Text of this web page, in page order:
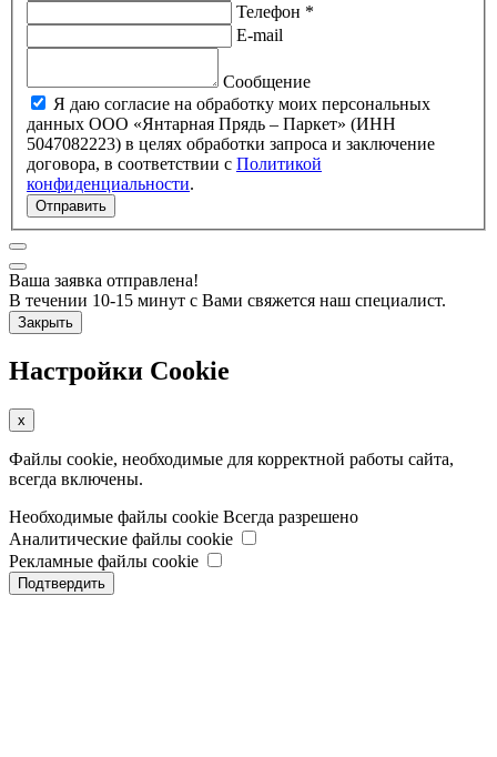
Телефон *
E-mail
Сообщение
Я даю согласие на обработку моих персональных
данных ООО «Янтарная Прядь – Паркет» (ИНН
5047082223) в целях обработки запроса и заключение
договора, в соответствии с Политикой
конфиденциальности.
Отправить
Ваша заявка отправлена!
В течении 10-15 минут с Вами свяжется наш специалист.
Закрыть
Настройки Cookie
x
Файлы cookie, необходимые для корректной работы сайта,
всегда включены.
Необходимые файлы cookie Всегда разрешено
Аналитические файлы cookie
Рекламные файлы cookie
Подтвердить